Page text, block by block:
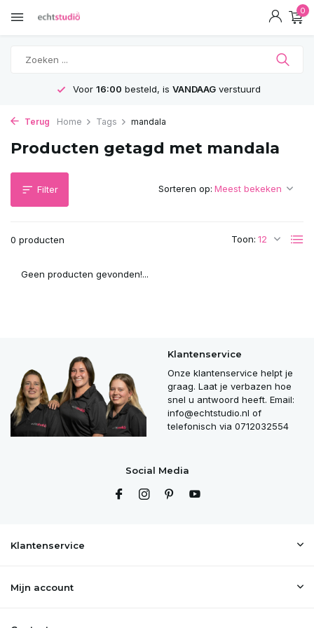
0
Voor 16:00 besteld, is VANDAAGverstuurd
Terug Home Tags mandala
Producten getagd met mandala
Filter
0 producten Toon:
Sorteren op:
Geen producten gevonden!...
Klantenservice
Onze klantenservice helpt je
graag. Laat je verbazen hoe
snel u antwoord heeft. Email:
info@echtstudio.nl of
telefonisch via 0712032554
Social Media
Klantenservice
Mijn account